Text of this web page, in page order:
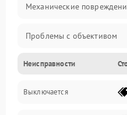
Механические
Проблемы с объективом
Электронные ошибки
Механические проблемы
Неисправности
Выключается